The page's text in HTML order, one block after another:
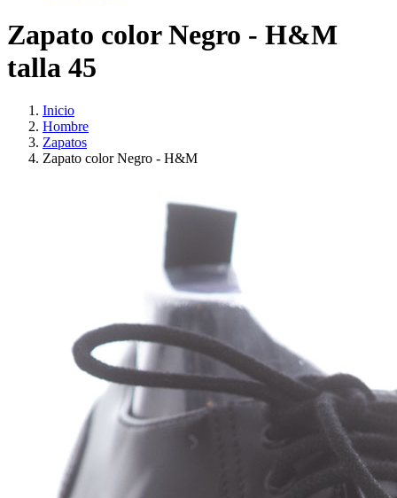
Zapato color Negro - H&M
talla 45
Inicio
Hombre
Zapatos
Zapato color Negro - H&M